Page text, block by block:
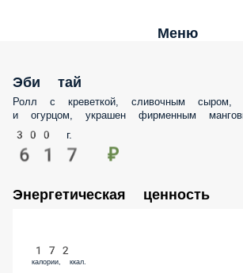
Меню
Эби тай
Ролл с креветкой, сливочным сыром, икрой
украшен фирменным манговым соусом
300 г.
617 ₽
Энергетическая ценность
172
калории, ккал.